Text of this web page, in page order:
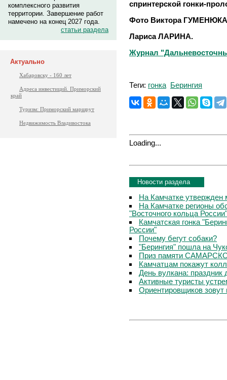
комплексного развития
территории. Завершение работ
намечено на конец 2027 года.
статьи раздела
Актуально
Хабаровску - 160 лет
Адреса инвестиций. Приморский
край
Туризм: Приморский маршрут
Недвижимость Владивостока
спринтерской гонки-
Фото Виктора
Лариса ЛАРИНА.
Журнал
Теги: гонка Берингия
Loading...
Новости раздела
На Камчатке утвержден
На Камчатке регионы
"Восточного кольца России"
Камчатская гонка
России"
Почему бегут собаки?
"Берингия" пошла на
Приз памяти
Камчатцам покажут
День вулкана:
Активные туристы
Ориентировщиков зовут